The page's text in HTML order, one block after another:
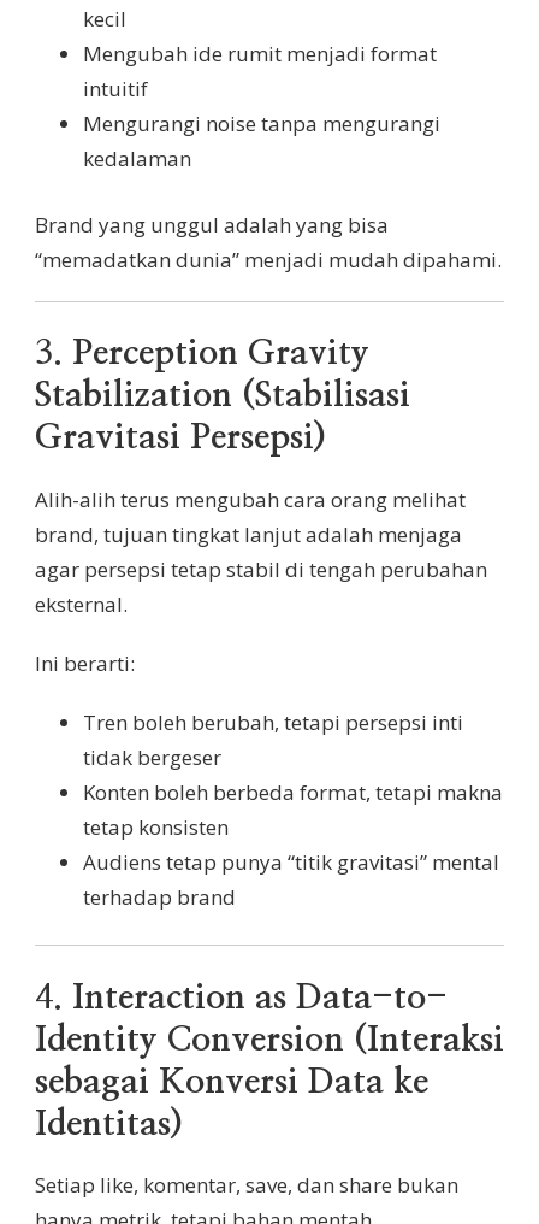
kecil
Mengubah ide rumit menjadi format
intuitif
Mengurangi noise tanpa mengurangi
kedalaman
Brand yang unggul adalah yang bisa
“memadatkan dunia” menjadi mudah dipahami.
3. Perception Gravity
Stabilization (Stabilisasi
Gravitasi Persepsi)
Alih-alih terus mengubah cara orang melihat
brand, tujuan tingkat lanjut adalah menjaga
agar persepsi tetap stabil di tengah perubahan
eksternal.
Ini berarti:
Tren boleh berubah, tetapi persepsi inti
tidak bergeser
Konten boleh berbeda format, tetapi makna
tetap konsisten
Audiens tetap punya “titik gravitasi” mental
terhadap brand
4. Interaction as Data-to-
Identity Conversion (Interaksi
sebagai Konversi Data ke
Identitas)
Setiap like, komentar, save, dan share bukan